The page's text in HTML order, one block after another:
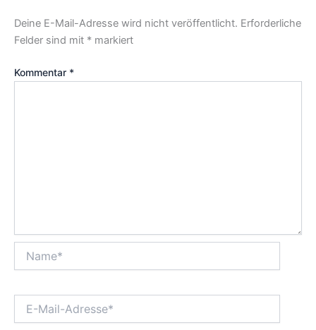
Deine E-Mail-Adresse wird nicht veröffentlicht. Erforderliche
Felder sind mit * markiert
Kommentar *
Mail-